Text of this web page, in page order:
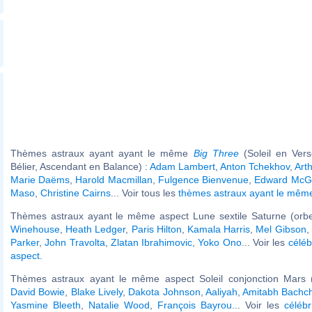
Thèmes astraux ayant ayant le même Big Three(Soleil en
Bélier, Ascendant en Balance) : Adam Lambert Anton Tchekhov,
Marie Daëms Harold Macmillan Fulgence Bienvenue Edward
Maso Christine Cairns ... Voir tous les thèmes astraux ayant le
Thèmes astraux ayant le même aspect Lune sextile Saturne
Winehouse Heath Ledger, Paris Hilton Kamala Harris Mel Gibson
Parker,John Travolta Zlatan Ibrahimovic ,Yoko Ono... Voir les
aspect
Thèmes astraux ayant le même aspect Soleil conjonction Mars
David Bowie
Blake Lively, Dakota Johnson Aaliyah ,Amitabh
Yasmine Bleeth
Natalie Wood François Bayrou ... Voir les